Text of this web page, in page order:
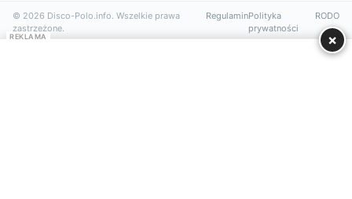
© 2026 Disco-Polo.info. Wszelkie prawa
zastrzeżone.
RegulaminPolityka
prywatności
RODO
REKLAMA ×